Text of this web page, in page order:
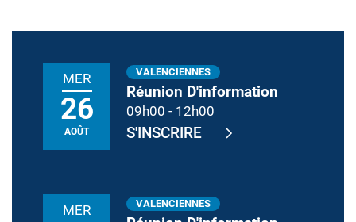
MER
26
AOÛT
VALENCIENNES
Réunion D'information
09h00 - 12h00
S'INSCRIRE
MER VALENCIENNES